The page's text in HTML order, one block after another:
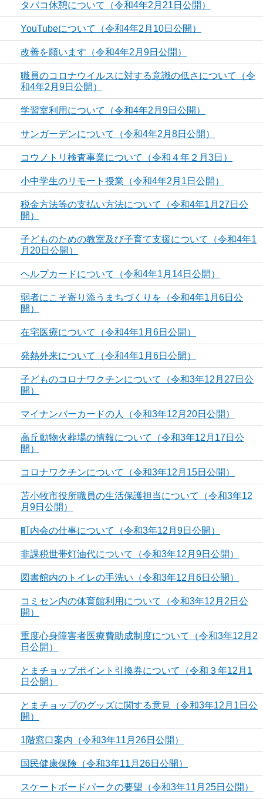
タバコ休憩について（令和4年2月21日公開）
YouTubeについて（令和4年2月10日公開）
改善を願います（令和4年2月9日公開）
職員のコロナウイルスに対する意識の低さについて（令
和4年2月9日公開）
学習室利用について（令和4年2月9日公開）
サンガーデンについて（令和4年2月8日公開）
コウノトリ検査事業について（令和４年２月3日）
小中学生のリモート授業（令和4年2月1日公開）
税金方法等の支払い方法について（令和4年1月27日公
開）
子どものための教室及び子育て支援について（令和4年1
月20日公開）
ヘルプカードについて（令和4年1月14日公開）
弱者にこそ寄り添うまちづくりを（令和4年1月6日公
開）
在宅医療について（令和4年1月6日公開）
発熱外来について（令和4年1月6日公開）
子どものコロナワクチンについて（令和3年12月27日公
開）
マイナンバーカードの人（令和3年12月20日公開）
高丘動物火葬場の情報について（令和3年12月17日公
開）
コロナワクチンについて（令和3年12月15日公開）
苫小牧市役所職員の生活保護担当について（令和3年12
月9日公開）
町内会の仕事について（令和3年12月9日公開）
非課税世帯灯油代について（令和3年12月9日公開）
図書館内のトイレの手洗い（令和3年12月6日公開）
コミセン内の体育館利用について（令和3年12月2日公
開）
重度心身障害者医療費助成制度について（令和3年12月2
日公開）
とまチョップポイント引換券について（令和３年12月1
日公開）
とまチョップのグッズに関する意見（令和3年12月1日公
開）
1階窓口案内（令和3年11月26日公開）
国民健康保険（令和3年11月26日公開）
スケートボードパークの要望（令和3年11月25日公開）